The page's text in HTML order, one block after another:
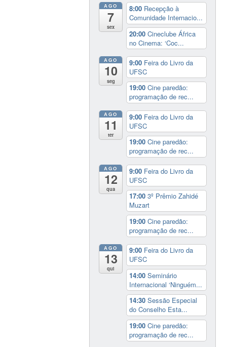
AGO
7
sex
8:00 Recepção à
Comunidade Internacio...
20:00Cineclube África
no Cinema: ‘Coc...
AGO
10
seg
9:00 Feira do Livro da
UFSC
19:00Cine paredão:
programação de rec...
AGO
11
ter
9:00 Feira do Livro da
UFSC
19:00Cine paredão:
programação de rec...
AGO
12
qua
9:00 Feira do Livro da
UFSC
17:003º Prêmio Zahidé
Muzart
19:00Cine paredão:
programação de rec...
AGO
13
qui
9:00 Feira do Livro da
UFSC
14:00Seminário
Internacional ‘Ninguém...
14:30Sessão Especial
do Conselho Esta...
19:00Cine paredão:
programação de rec...